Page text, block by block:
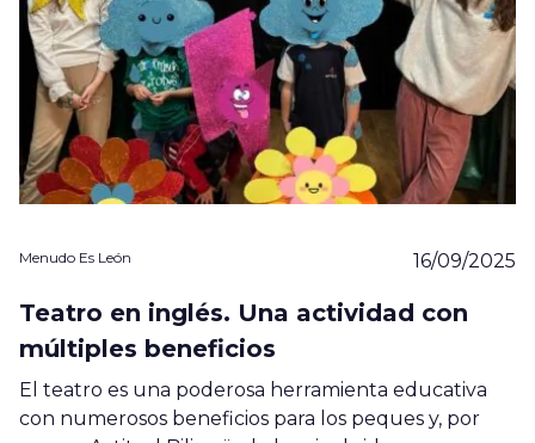
Menudo Es León 16/09/2025
Teatro en inglés. Una actividad con
múltiples beneficios
El teatro es una poderosa herramienta educativa
con numerosos beneficios para los peques y, por